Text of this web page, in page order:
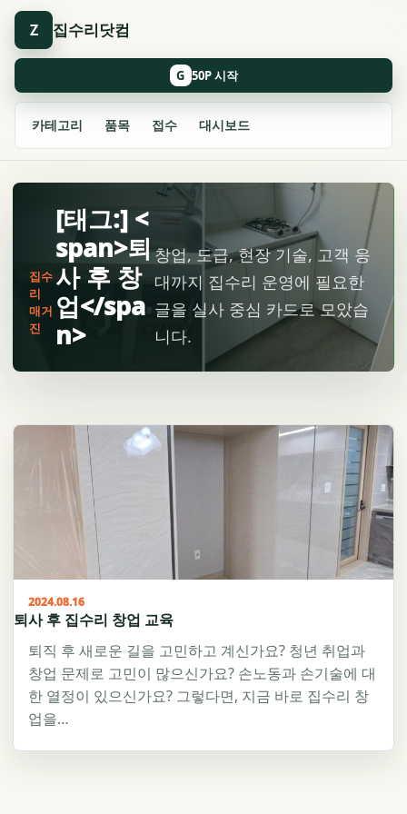
Z 집수리닷컴
카테고리 품목 접수 대시보드
G
집수
리
매거
진
[태그:] <
span>퇴
사 후 창
업</spa
n>
창업, 도급, 현장 기술, 고객 응
대까지 집수리 운영에 필요한
글을 실사 중심 카드로 모았습
니다.
2024.08.16
퇴사 후 집수리 창업 교육
퇴직 후 새로운 길을 고민하고 계신가요? 청년 취업과
창업 문제로 고민이 많으신가요? 손노동과 손기술에 대
한 열정이 있으신가요? 그렇다면, 지금 바로 집수리 창
업을…